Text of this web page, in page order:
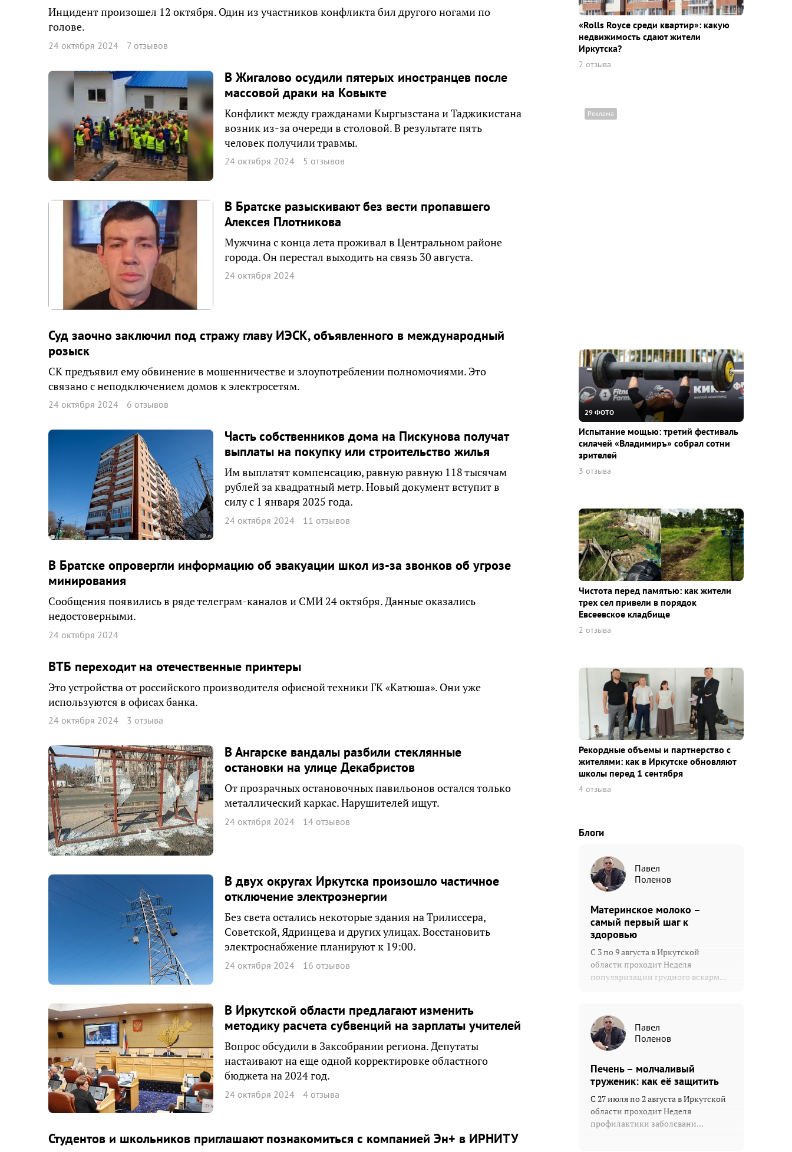
Инцидент произошел 12 октября. Один из участников конфликта бил другого ногами по
голове.
24 октября 2024 7 отзывов
В Жигалово осудили пятерых иностранцев после
массовой драки на Ковыкте
Конфликт между гражданами Кыргызстана и Таджикистана
возник из-за очереди в столовой. В результате пять
человек получили травмы.
24 октября 2024 5 отзывов
В Братске разыскивают без вести пропавшего
Алексея Плотникова
Мужчина с конца лета проживал в Центральном районе
города. Он перестал выходить на связь 30 августа.
24 октября 2024
Суд заочно заключил под стражу главу ИЭСК, объявленного в международный
розыск
СК предъявил ему обвинение в мошенничестве и злоупотреблении полномочиями. Это
связано с неподключением домов к электросетям.
24 октября 2024 6 отзывов
Часть собственников дома на Пискунова получат
выплаты на покупку или строительство жилья
Им выплатят компенсацию, равную равную 118 тысячам
рублей за квадратный метр. Новый документ вступит в
силу с 1 января 2025 года.
24 октября 2024 11 отзывов
В Братске опровергли информацию об эвакуации школ из-за звонков об угрозе
минирования
Сообщения появились в ряде телеграм-каналов и СМИ 24 октября. Данные оказались
недостоверными.
24 октября 2024
ВТБ переходит на отечественные принтеры
Это устройства от российского производителя офисной техники ГК «Катюша». Они уже
используются в офисах банка.
24 октября 2024 3 отзыва
В Ангарске вандалы разбили стеклянные
остановки на улице Декабристов
От прозрачных остановочных павильонов остался только
металлический каркас. Нарушителей ищут.
24 октября 2024 14 отзывов
В двух округах Иркутска произошло частичное
отключение электроэнергии
Без света остались некоторые здания на Трилиссера,
Советской, Ядринцева и других улицах. Восстановить
электроснабжение планируют к 19:00.
24 октября 2024 16 отзывов
В Иркутской области предлагают изменить
методику расчета субвенций на зарплаты учителей
Вопрос обсудили в Заксобрании региона. Депутаты
настаивают на еще одной корректировке областного
бюджета на 2024 год.
24 октября 2024 4 отзыва
Студентов и школьников приглашают познакомиться с компанией Эн+ в ИРНИТУ
«Rolls Royce среди квaртир»: какую
недвижимость сдают жители
Иркутска?
2 отзыва
29 ФОТО
Испытание мощью: третий фестиваль
силачей «Владимиръ» собрал сотни
зрителей
3 отзыва
Чистота перед памятью: как жители
трех сел привели в порядок
Евсеевское кладбище
2 отзыва
Рекордные объемы и партнерство с
жителями: как в Иркутске обновляют
школы перед 1 сентября
4 отзыва
Блоги
Павел
Поленов
Материнское молоко –
самый первый шаг к
здоровью
С 3 по 9 августа в Иркутской
области проходит Неделя
популяризации грудного вскарм...
Павел
Поленов
Печень – молчаливый
труженик: как её защитить
С 27 июля по 2 августа в Иркутской
области проходит Неделя
профилактики заболевани...